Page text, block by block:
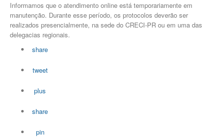
Informamos que o atendimento online está temporariamente em
manutenção. Durante esse período, os protocolos deverão ser
realizados presencialmente, na sede do CRECI-PR ou em uma das
delegacias regionais.
share
tweet
plus
share
pin